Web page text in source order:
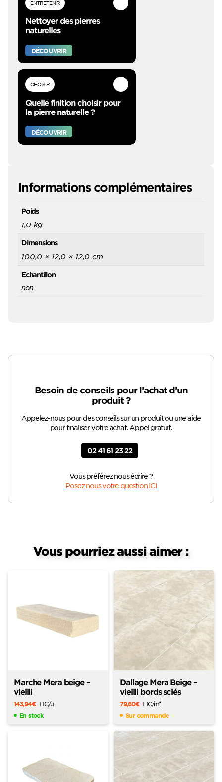
ENTRETENIR
Nettoyer des pierres
naturelles
DÉCOUVRIR
CHOISIR
Quelle finition choisir pour
la pierre naturelle ?
DÉCOUVRIR
Informations complémentaires
Poids
1,0 kg
Dimensions
100,0 × 12,0 × 12,0 cm
Echantillon
non
Besoin de conseils pour l’achat d’un
produit ?
Appelez-nous pour des conseils sur un produit ou une aide
pour finaliser votre achat. Appel gratuit.
02 41 61 23 22
Vous préférez nous écrire ?
Posez nous votre question ICI
Vous pourriez aussi aimer :
Marche Mera beige –
vieilli
143,94€ TTC/u
En stock
Dallage Mera Beige –
vieilli bords sciés
79,60€ TTC/m2
Sur commande